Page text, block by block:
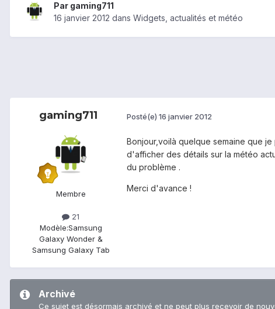
Par gaming711
16 janvier 2012 dans Widgets, actualités et météo
gaming711
Membre
21
Modèle:Samsung
Galaxy Wonder &
Samsung Galaxy Tab
Posté(e) 16 janvier 2012
Bonjour,voilà quelque semaine que
d'afficher des détails sur la météo
du problème .
Merci d'avance !
Archivé
Ce sujet est désormais archivé et ne peut plus recevoir de